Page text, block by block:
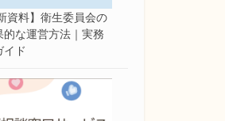
資料】衛生委員会の
な運営方法｜実務
イド